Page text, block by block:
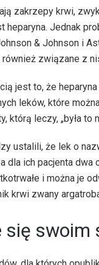
zakrzepy krwi,
heparyna. Jednak
& Johnson i
związane z
jest to, że
leków, które
którą leczy, „była to
ustalili, że lek o
dla ich pacjenta
i można je
krwi zwany
się swoim